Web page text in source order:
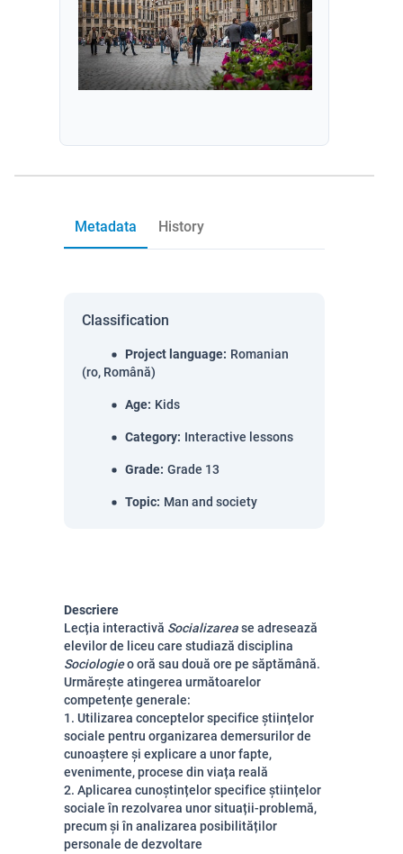
Metadata History
Classification
Project language: Romanian
(ro, Română)
Age: Kids
Category: Interactive lessons
Grade: Grade 13
Topic: Man and society
Descriere
Lecția interactivă Socializarease adresează
elevilor de liceu care studiază disciplina
Sociologieo oră sau două ore pe săptămână.
Urmărește atingerea următoarelor
competențe generale:
1. Utilizarea conceptelor specifice științelor
sociale pentru organizarea demersurilor de
cunoaștere și explicare a unor fapte,
evenimente, procese din viața reală
2. Aplicarea cunoștințelor specifice științelor
sociale în rezolvarea unor situații-problemă,
precum și în analizarea posibilităților
personale de dezvoltare